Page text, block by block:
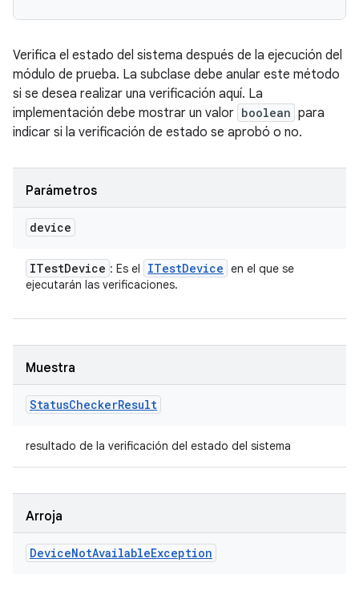
Verifica el estado del sistema después de la ejecución del
módulo de prueba. La subclase debe anular este método
si se desea realizar una verificación aquí. La
implementación debe mostrar un valor boolean para
indicar si la verificación de estado se aprobó o no.
Parámetros
device
ITestDevice : Es el ITestDevice en el que se
ejecutarán las verificaciones.
Muestra
StatusCheckerResult
resultado de la verificación del estado del sistema
Arroja
DeviceNotAvailableException